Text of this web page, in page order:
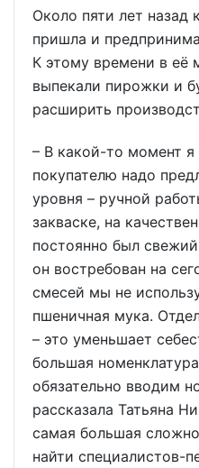
Около пяти лет назад
пришла и
К этому времени в её
выпекали пирожки и
расширить
– В какой-то момент
покупателю надо
уровня – ручной
закваске, на
постоянно был
он востребован на
смесей мы не
пшеничная мука.
– это уменьшает
большая
обязательно вводим
рассказала Татьяна
самая большая
найти специалистов-